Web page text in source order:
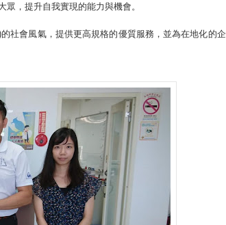
，提升自我實現的能力與機會。
社會風氣，提供更高規格的優質服務，並為在地化的企